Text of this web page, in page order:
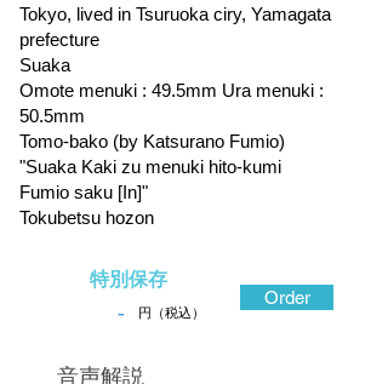
Tokyo, lived in Tsuruoka ciry, Yamagata
prefecture
Suaka
Omote menuki : 49.5mm Ura menuki :
50.5mm
Tomo-bako (by Katsurano Fumio)
"Suaka Kaki zu menuki hito-kumi
Fumio saku [In]"
Tokubetsu hozon
特別保存
- 円（税込）
Order
​音声解説